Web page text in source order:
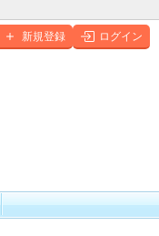
新規登録 ログイン